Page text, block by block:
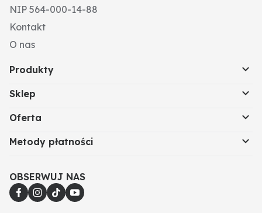
NIP 564-000-14-88
Kontakt
O nas
Produkty
Sklep
Oferta
Metody płatności
OBSERWUJ NAS